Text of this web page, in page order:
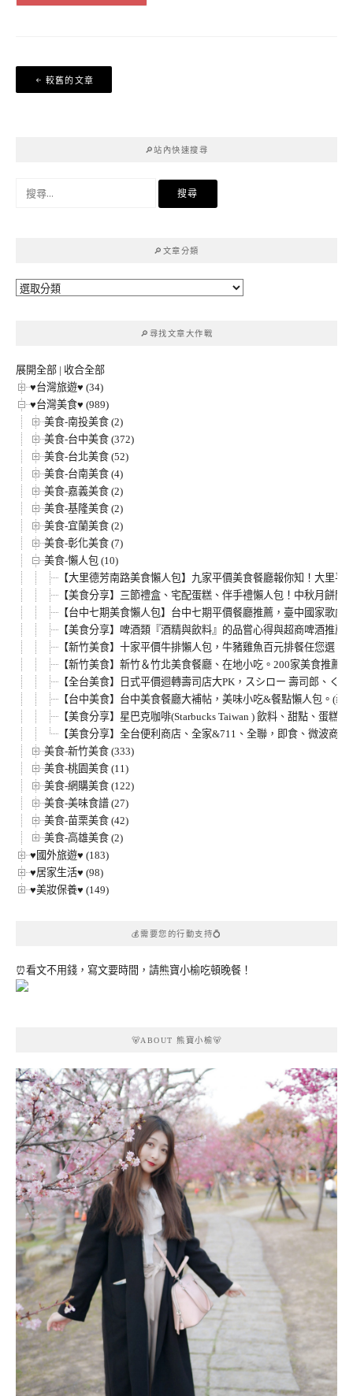
文
章
較舊的文章
🔎站內快速搜尋
🔎文章分類
🔎
🔎尋找文章大作戰
展開全部 | 收合全部
♥台灣旅遊♥ (34)
♥台灣美食♥ (989)
美食-南投美食 (2)
美食-台中美食 (372)
美食-台北美食 (52)
美食-台南美食 (4)
美食-嘉義美食 (2)
美食-基隆美食 (2)
美食-宜蘭美食 (2)
美食-彰化美食 (7)
美食-懶人包 (10)
【大里德芳南路美食懶人包】九家平價美食餐廳報你知！大里
【美食分享】三節禮盒、宅配蛋糕、伴手禮懶人包！中秋月餅
【台中七期美食懶人包】台中七期平價餐廳推薦，臺中國家歌
【美食分享】啤酒類『酒精與飲料』的品嘗心得與超商啤酒推
【新竹美食】十家平價牛排懶人包，牛豬雞魚百元排餐任您選
【新竹美食】新竹＆竹北美食餐廳、在地小吃。200家美食推
【全台美食】日式平價迴轉壽司店大PK，スシロー 壽司郎、
【台中美食】台中美食餐廳大補帖，美味小吃&餐點懶人包。(
【美食分享】星巴克咖啡(Starbucks Taiwan ) 飲料、甜點、蛋
【美食分享】全台便利商店、全家&711、全聯，即食、微波商
美食-新竹美食 (333)
美食-桃園美食 (11)
美食-網購美食 (122)
美食-美味食譜 (27)
美食-苗栗美食 (42)
美食-高雄美食 (2)
♥國外旅遊♥ (183)
♥居家生活♥ (98)
♥美妝保養♥ (149)
💰需要您的行動支持💍
⏰看文不用錢，寫文要時間，請熊寶小榆吃頓晚餐！
🐻ABOUT 熊寶小榆🐻